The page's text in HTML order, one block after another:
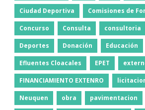
Ciudad Deportiva Comisiones de
Concurso Consulta consultoria
Deportes Donación Educación
Efluentes Cloacales EPET
FINANCIAMIENTO EXTENRO
Neuquen obra pavimentacion